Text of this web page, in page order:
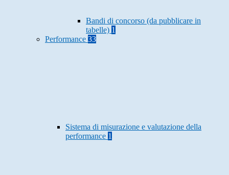
Bandi di concorso (da pubblicare in
tabelle) 1
Performance 33
Sistema di misurazione e valutazione della
performance 1